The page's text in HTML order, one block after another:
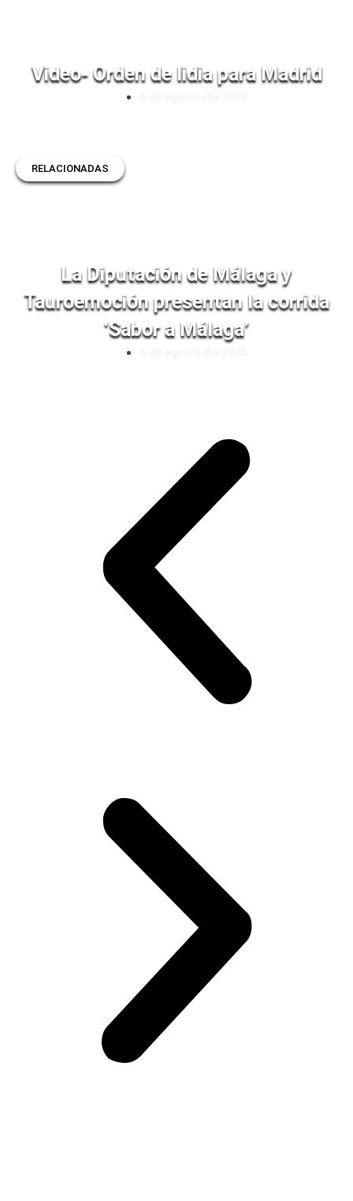
Video- Orden de lidia para Madrid
RELACIONADAS
La Diputación de Málaga y
Tauroemoción presentan la corrida
‘Sabor a Málaga’